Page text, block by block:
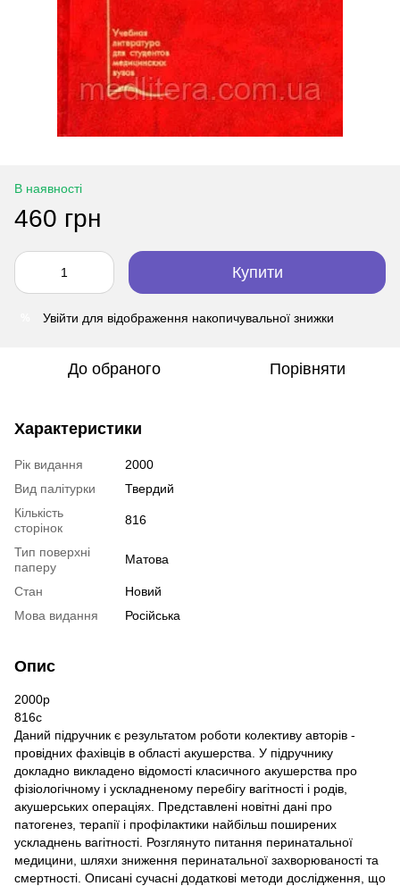
В наявності
460 грн
Купити
Увійти для відображення накопичувальної знижки
До обраного Порівняти
Характеристики
Рік видання
2000
Вид палітурки
Твердий
Кількість
сторінок
816
Тип поверхні
паперу
Матова
Стан
Новий
Мова видання
Російська
Опис
2000р
816с
Даний підручник є результатом роботи колективу авторів -
провідних фахівців в області акушерства. У підручнику
докладно викладено відомості класичного акушерства про
фізіологічному і ускладненому перебігу вагітності і родів,
акушерських операціях. Представлені новітні дані про
патогенез, терапії і профілактики найбільш поширених
ускладнень вагітності. Розглянуто питання перинатальної
медицини, шляхи зниження перинатальної захворюваності та
смертності. Описані сучасні додаткові методи дослідження, що